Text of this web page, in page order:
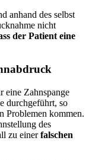
anhand des selbst
nicht
der Patient eine
eine Zahnspange
durchgeführt, so
Problemen kommen.
des
zu einerfalschen